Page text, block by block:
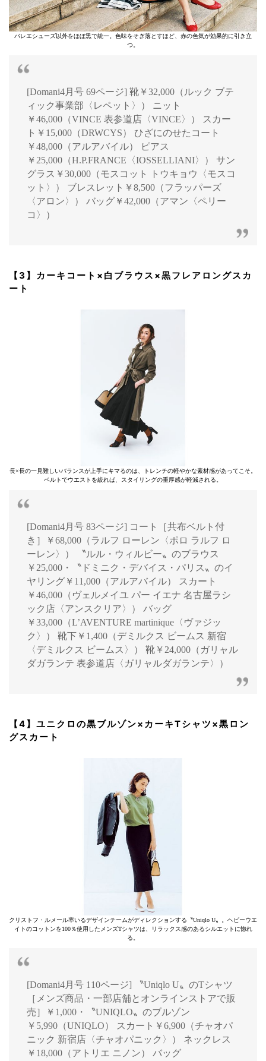
バレエシューズ以外をほぼ黒で統一。色味をそぎ落とすほど、赤の色気が効果的に引き立
つ。
[Domani4月号 69ページ] 靴￥32,000（ルック ブテ
ィック事業部〈レペット〉） ニット
￥46,000（VINCE 表参道店〈VINCE〉） スカー
ト￥15,000（DRWCYS） ひざにのせたコート
￥48,000（アルアバイル） ピアス
￥25,000（H.P.FRANCE〈IOSSELLIANI〉） サン
グラス￥30,000（モスコット トウキョウ〈モスコ
ット〉） ブレスレット￥8,500（フラッパーズ
〈アロン〉） バッグ￥42,000（アマン〈ペリー
コ〉）
【3】カーキコート×白ブラウス×黒フレアロングスカ
ート
長×長の一見難しいバランスが上手にキマるのは、トレンチの軽やかな素材感があってこそ。
ベルトでウエストを絞れば、スタイリングの重厚感が軽減される。
[Domani4月号 83ページ] コート［共布ベルト付
き］￥68,000（ラルフ ローレン〈ポロ ラルフ ロ
ーレン〉） 〝ルル・ウィルビー〟のブラウス
￥25,000・〝ドミニク・デバイス・パリス〟のイ
ヤリング￥11,000（アルアバイル） スカート
￥46,000（ヴェルメイユ パー イエナ 名古屋ラシ
ック店〈アンスクリア〉） バッグ
￥33,000（L’AVENTURE martinique〈ヴァジッ
ク〉） 靴下￥1,400（デミルクス ビームス 新宿
〈デミルクス ビームス〉） 靴￥24,000（ガリャル
ダガランテ 表参道店〈ガリャルダガランテ〉）
【4】ユニクロの黒ブルゾン×カーキTシャツ×黒ロン
グスカート
クリストフ・ルメール率いるデザインチームがディレクションする〝Uniqlo U〟。ヘビーウエ
イトのコットンを100％使用したメンズTシャツは、リラックス感のあるシルエットに惚れ
る。
[Domani4月号 110ページ] 〝Uniqlo U〟のTシャツ
［メンズ商品・一部店舗とオンラインストアで販
売］￥1,000・〝UNIQLO〟のブルゾン
￥5,990（UNIQLO） スカート￥6,900（チャオパ
ニック 新宿店〈チャオパニック〉） ネックレス
￥18,000（アトリエ ニノン） バッグ